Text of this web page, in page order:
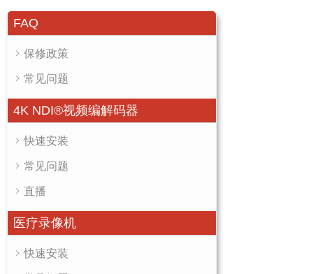
FAQ
保修政策
常见问题
4K NDI®视频编解码器
快速安装
常见问题
直播
医疗录像机
快速安装